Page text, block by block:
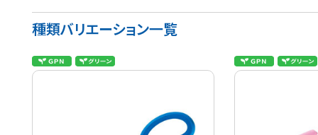
種類バリエーション一覧